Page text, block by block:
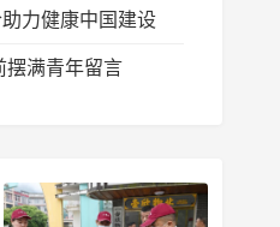
力健康中国建设
摆满青年留言